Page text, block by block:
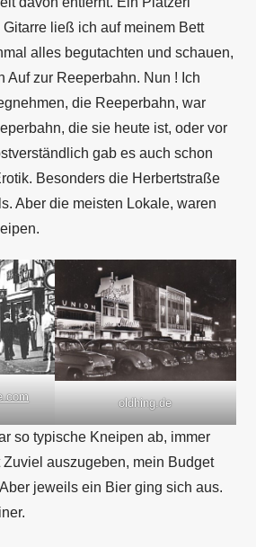
ließ ich auf meinem Bett
alles begutachten und schauen,
Auf zur Reeperbahn. Nun ! Ich
die Reeperbahn, war
die sie heute ist, oder vor
gab es auch schon
Besonders die Herbertstraße
Aber die meisten Lokale, waren
oldhing.de
so typische Kneipen ab, immer
Zuviel auszugeben, mein Budget
jeweils ein Bier ging sich aus.